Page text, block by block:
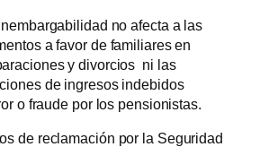
no afecta a las
a favor de familiares en
y divorcios ni las
de ingresos indebidos
o fraude por los pensionistas.
de reclamación por la Seguridad